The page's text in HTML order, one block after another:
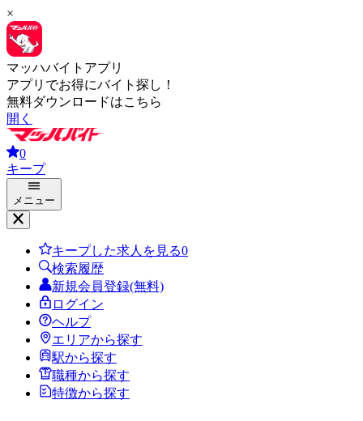
×
マッハバイトアプリ
アプリでお得にバイト探し！
無料ダウンロードはこちら
開く
0
キープ
メニュー
キープした求人を見る0
検索履歴
新規会員登録(無料)
ログイン
ヘルプ
エリアから探す
駅から探す
職種から探す
特徴から探す